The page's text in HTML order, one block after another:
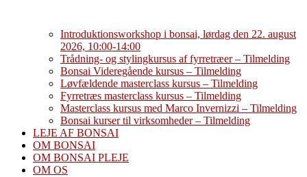
Introduktionsworkshop i bonsai, lørdag den 22. august
2026, 10:00-14:00
Trådning- og stylingkursus af fyrretræer – Tilmelding
Bonsai Videregående kursus – Tilmelding
Løvfældende masterclass kursus – Tilmelding
Fyrretræs masterclass kursus – Tilmelding
Masterclass kursus med Marco Invernizzi – Tilmelding
Bonsai kurser til virksomheder – Tilmelding
LEJE AF BONSAI
OM BONSAI
OM BONSAI PLEJE
OM OS